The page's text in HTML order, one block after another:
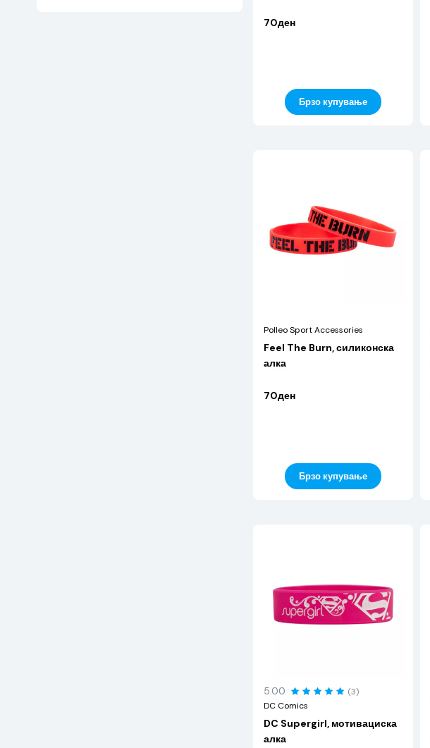
70ден
Брзо купување
Polleo Sport Accessories
Feel The Burn, силиконска
алка
70ден
Брзо купување
5.00
(3)
DC Comics
DC Supergirl, мотивациска
алка